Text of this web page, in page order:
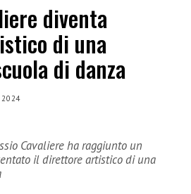
diventa
di una
di danza
2024
Cavaliere ha raggiunto un
il direttore artistico di una